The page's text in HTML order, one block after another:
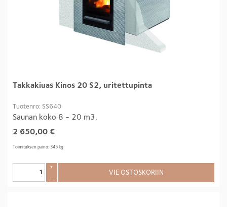
Takkakiuas Kinos 20 S2, uritettupinta
Tuotenro: SS640
Saunan koko 8 - 20 m3.
2 650,00 €
Toimituksen paino: 345 kg
+
–
VIE OSTOSKORIIN